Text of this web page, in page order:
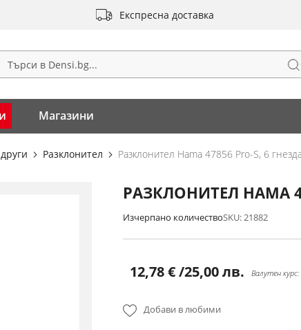
Експресна доставка
Магазини
Разклонител Разклонител Hama 47856 Pro-S, 6
РАЗКЛОНИТЕЛ HAMA
Изчерпано количествоSKU 21882
12,78 €/25,00 лв. Валутен
Добави в любими